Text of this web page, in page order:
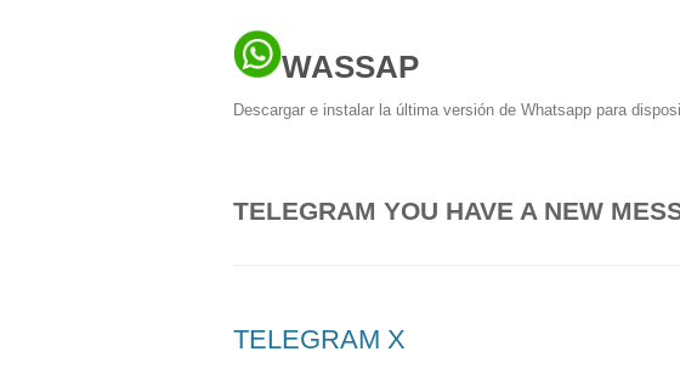
WASSAP
Descargar e instalar la última versión de Whatsapp para
TELEGRAM YOU HAVE A NEW
TELEGRAM X